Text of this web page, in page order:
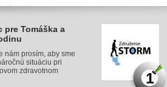
pre Tomáška a
nám prosím, aby sme
situáciu pri
zdravotnom
1